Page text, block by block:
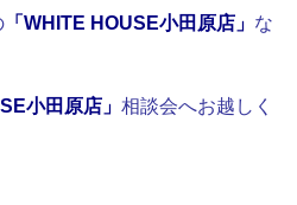
「WHITE HOUSE小田原店」 な
小田原店」 相談会へお越しく